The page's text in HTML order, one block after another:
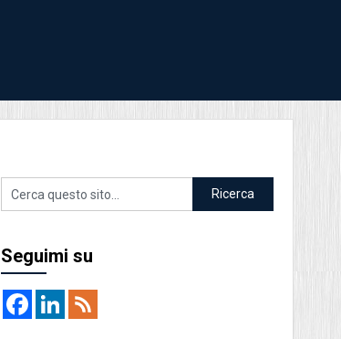
Seguimi su